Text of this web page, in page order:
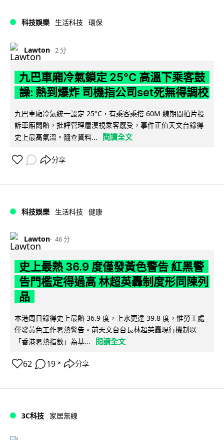
科技娛樂 生活科技 環保
Lawton 2 分
九巴車廂冷氣鎖定 25°C 高溫下乘客鼓
譟: 熱到爆炸 司機指公司set死無得調校
九巴車廂冷氣統一設定 25°C，有乘客乘搭 60M 線期間拍片投
訴車廂悶熱，批評管理層漠視乘客感受，事件正值天文台錄得
史上最高氣溫。翻查資料...
閱讀全文
分享
科技娛樂 生活科技 健康
Lawton 46 分
史上最熱 36.9 度僅發黃色警告 紅黑警
告門檻定得過高 林超英轟制度形同陳列
品
本港周日錄得史上最熱 36.9 度，上水更達 39.8 度，惟勞工處
僅發黃色工作暑熱警告。前天文台台長林超英轟現行機制以
「香港暑熱指數」為基...
閱讀全文
62 19 ↗ 分享
3C科技 家居無線